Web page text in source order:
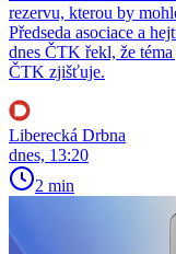
rezervu, kterou by
Předseda asociace a
dnes ČTK řekl, že
ČTK zjišťuje.
Liberecká Drbna
dnes, 13:20
2 min